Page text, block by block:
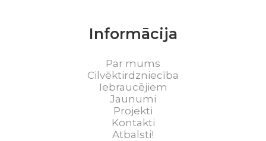
Informācija
Par mums
Cilvēktirdzniecība
Iebraucējiem
Jaunumi
Projekti
Kontakti
Atbalsti!